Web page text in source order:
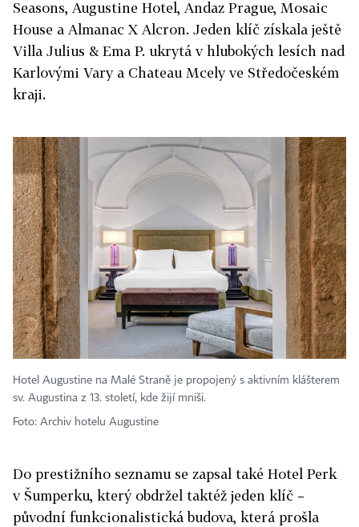
Seasons, Augustine Hotel, Andaz Prague, Mosaic
House a Almanac X Alcron. Jeden klíč získala ještě
Villa Julius & Ema P. ukrytá v hlubokých lesích nad
Karlovými Vary a Chateau Mcely ve Středočeském
kraji.
Hotel Augustine na Malé Straně je propojený s aktivním klášterem
sv. Augustina z 13. století, kde žijí mniši.
Foto: Archiv hotelu Augustine
Do prestižního seznamu se zapsal také Hotel Perk
v Šumperku, který obdržel taktéž jeden klíč –
původní funkcionalistická budova, která prošla